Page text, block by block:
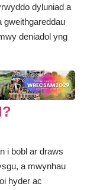
dyluniad a
gweithgareddau
deniadol yng
i bobl ar draws
a mwynhau
hyder ac